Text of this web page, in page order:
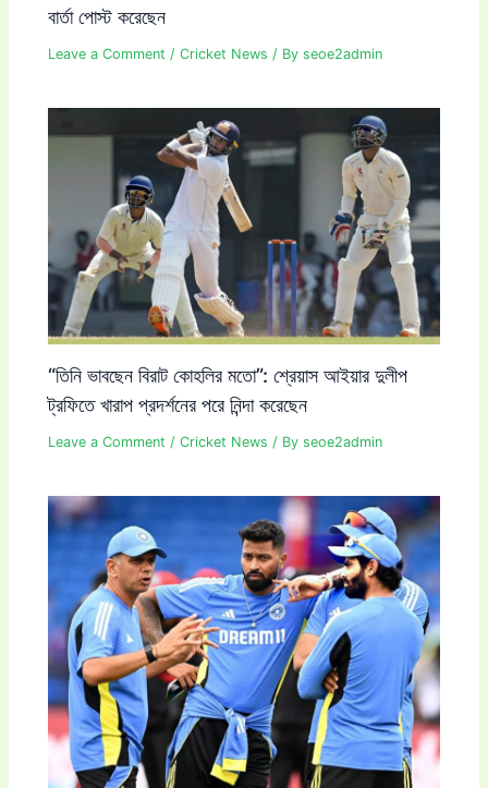
বার্তা পোস্ট করেছেন
Leave a Comment /Cricket News / Byseoe2admin
“তিনি ভাবছেন বিরাট কোহলির মতো”: শ্রেয়াস আইয়ার দুলীপ
ট্রফিতে খারাপ প্রদর্শনের পরে নিন্দা করেছেন
Leave a Comment /Cricket News / Byseoe2admin